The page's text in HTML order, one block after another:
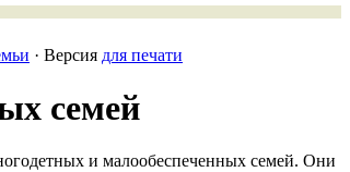
· Версия для печати
семей
и малообеспеченных семей. Они